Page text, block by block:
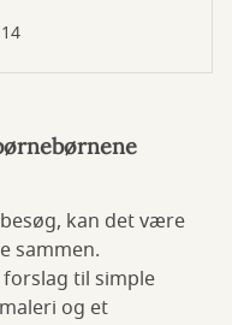
kan det være
sammen.
til simple
og et